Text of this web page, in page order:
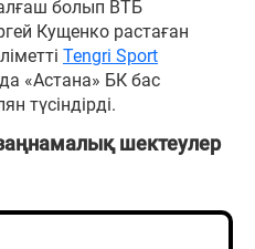
болып ВТБ
Кущенко растаған
Tengri Sport
«Астана» БК бас
түсіндірді.
шектеулер